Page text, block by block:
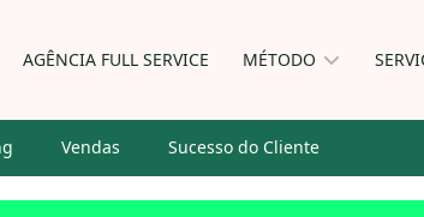
AGÊNCIA FULL SERVICE MÉTODO
Vendas Sucesso do Cliente